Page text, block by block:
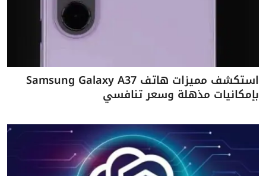
استكشف مميزات هاتف Samsung Galaxy A37
بإمكانيات مذهلة وسعر تنافسي